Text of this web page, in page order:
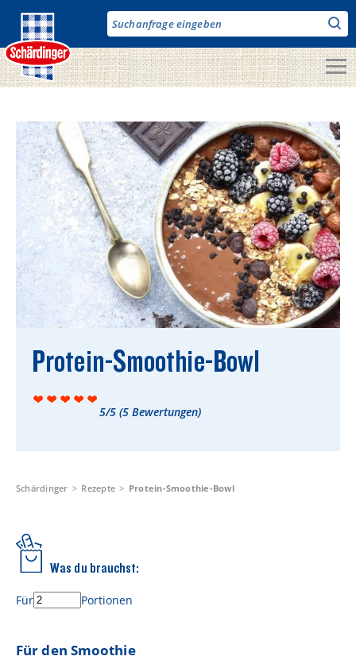
zum
Inhalt
Milch & Co.
Käse
Butter
Fruchtjoghurt & Drinks
Desserts
Bergbauern Produkte
Vegane Produkte
Rezepte
Schärdinger Käseakademie
Auf das Mehrwegglas gekommen
Protein-Smoothie-Bowl
5/5 (5 Bewertungen)
Schärdinger Rezepte Protein-Smoothie-Bowl
Was du brauchst:
Für Portionen
Für den Smoothie